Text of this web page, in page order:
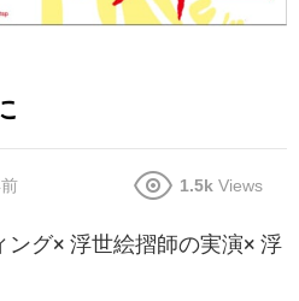
1.5k Views
ング× 浮世絵摺師の実演× 浮